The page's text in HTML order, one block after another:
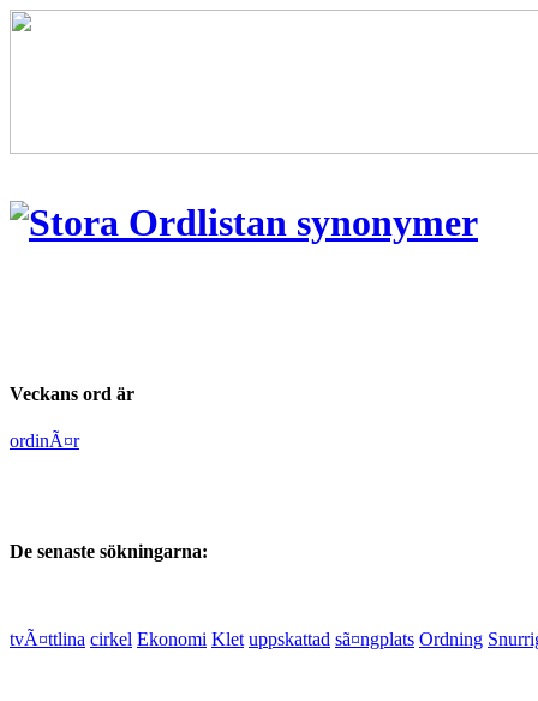
Veckans ord är
ordinÃ¤r
De senaste sökningarna:
tvÃ¤ttlina cirkel Ekonomi Klet uppskattad sã¤ngplats Ordning